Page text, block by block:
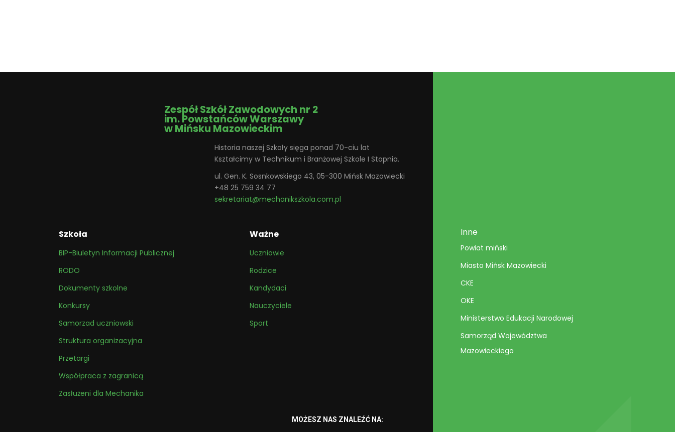
Zespół Szkół Zawodowych nr 2
im. Powstańców Warszawy
w Mińsku Mazowieckim
Historia naszej Szkoły sięga ponad 70-ciu lat
Kształcimy w Technikum i Branżowej Szkole I Stopnia.
ul. Gen. K. Sosnkowskiego 43, 05-300 Mińsk Mazowiecki
+48 25 759 34 77
sekretariat@mechanikszkola.com.pl
Szkoła
BIP-Biuletyn Informacji Publicznej
RODO
Dokumenty szkolne
Konkursy
Samorzad uczniowski
Struktura organizacyjna
Przetargi
Współpraca z zagranicą
Zasłużeni dla Mechanika
Ważne
Uczniowie
Rodzice
Kandydaci
Nauczyciele
Sport
Inne
Powiat miński
Miasto Mińsk Mazowiecki
CKE
OKE
Ministerstwo Edukacji Narodowej
Samorząd Województwa
Mazowieckiego
MOŻESZ NAS ZNALEŹĆ NA: